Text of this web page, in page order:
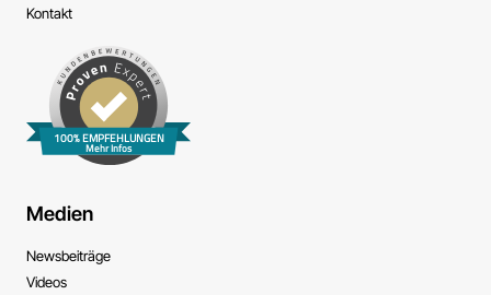
Kontakt
100% EMPFEHLUNGEN
Mehr Infos
Medien
News­beiträge
Videos